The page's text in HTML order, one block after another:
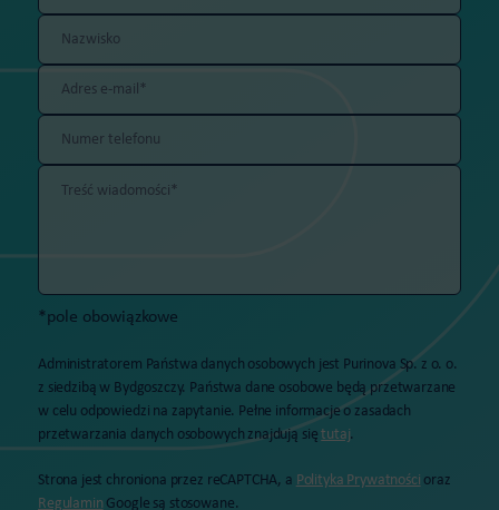
*pole obowiązkowe
Administratorem Państwa danych osobowych jest Purinova Sp. z o. o.
z siedzibą w Bydgoszczy. Państwa dane osobowe będą przetwarzane
w celu odpowiedzi na zapytanie. Pełne informacje o zasadach
przetwarzania danych osobowych znajdują siętutaj.
Strona jest chroniona przez reCAPTCHA, a Polityka Prywatności oraz
Regulamin Google są stosowane.